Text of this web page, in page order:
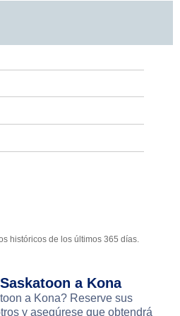
históricos de los últimos 365 días.
a Kona
a Kona? Reserve sus
y asegúrese que obtendrá